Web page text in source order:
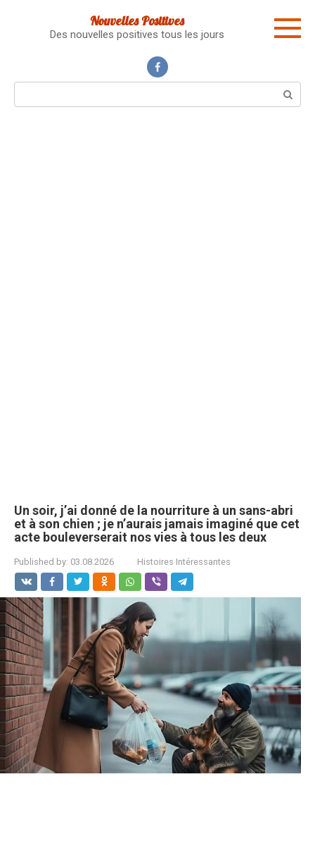
Nouvelles Positives
Des nouvelles positives tous les jours
Un soir, j’ai donné de la nourriture à un sans-abri
et à son chien ; je n’aurais jamais imaginé que cet
acte bouleverserait nos vies à tous les deux
Published by: 03.08.2026 Histoires Intéressantes